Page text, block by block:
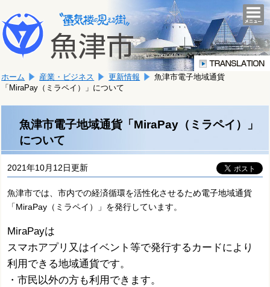
文
へ
移
ま
こ
か
文
で
す。
ホーム 産業・ビジネス 更新情報
魚津市電子地域通貨
「MiraPay（ミラペイ）」について
魚津市電子地域通貨「MiraPay（ミラペイ）」
について
2021年10月12日更新
魚津市では、市内での経済循環を活性化させるため電子地域通貨
「MiraPay（ミラペイ）」を発行しています。
MiraPayは
スマホアプリ又はイベント等で発行するカードにより
利用できる地域通貨です。
・市民以外の方も利用できます。